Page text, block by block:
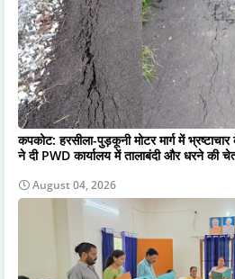
कपकोट: हरसीला-पुड़कूनी मोटर मार्ग में
ने दी PWD कार्यालय में तालाबंदी और धरने की
August 04, 2026